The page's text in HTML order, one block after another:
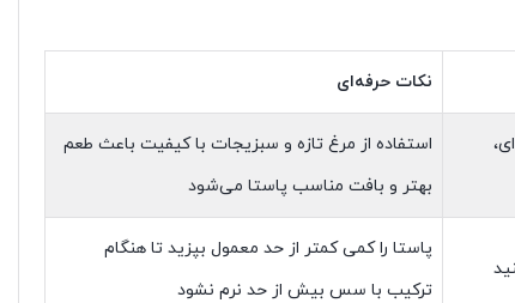
نکات حرفه‌ای
استفاده از مرغ تازه و سبزیجات با کیفیت باعث طعم
بهتر و بافت مناسب پاستا می‌شود
پاستا را کمی کمتر از حد معمول بپزید تا هنگام
ترکیب با سس بیش از حد نرم نشود